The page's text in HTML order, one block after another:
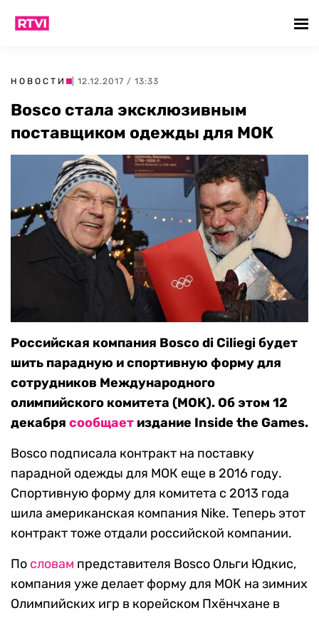
НОВОСТИ | 12.12.2017 / 13:33
Bosco стала эксклюзивным
поставщиком одежды для МОК
Российская компания Bosco di Ciliegi будет
шить парадную и спортивную форму для
сотрудников Международного
олимпийского комитета (МОК). Об этом 12
декабря сообщает издание Inside the Games.
Bosco подписала контракт на поставку
парадной одежды для МОК еще в 2016 году.
Спортивную форму для комитета с 2013 года
шила американская компания Nike. Теперь этот
контракт тоже отдали российской компании.
По словам представителя Bosco Ольги Юдкис,
компания уже делает форму для МОК на зимних
Олимпийских игр в корейском Пхёнчхане в